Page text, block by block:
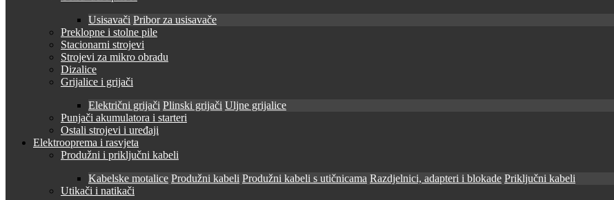
Usisavači Pribor za usisavače
Preklopne i stolne pile
Stacionarni strojevi
Strojevi za mikro obradu
Dizalice
Grijalice i grijači
Električni grijači Plinski grijači Uljne grijalice
Punjači akumulatora i starteri
Ostali strojevi i uređaji
Elektrooprema i rasvjeta
Produžni i priključni kabeli
Kabelske motalice Produžni kabeli Produžni kabeli s utičnicama Razdjelnici, adapteri i blokade Priključni kabeli
Utikači i natikači